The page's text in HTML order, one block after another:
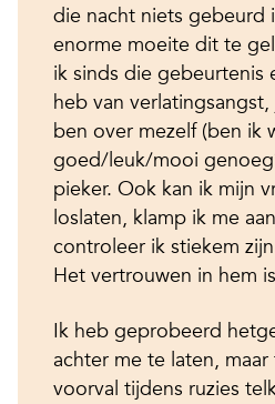
die nacht niets gebeurd
enorme moeite dit te
ik sinds die gebeurtenis
heb van
ben over mezelf (ben ik
goed/leuk/mooi
pieker. Ook kan ik mijn
loslaten, klamp ik me
controleer ik stiekem zijn
Het vertrouwen in hem
Ik heb geprobeerd
achter me te laten,
voorval tijdens ruzies